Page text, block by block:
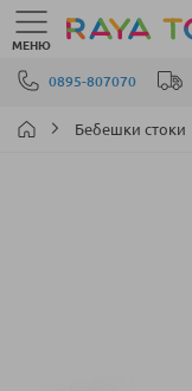
Прескачане към
0895-807070
МЕНЮ
Бебешки стоки